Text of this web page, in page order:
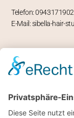
Telefon:
E-Mail: sibella-hair-
Sa 8 bis 14 Uhr